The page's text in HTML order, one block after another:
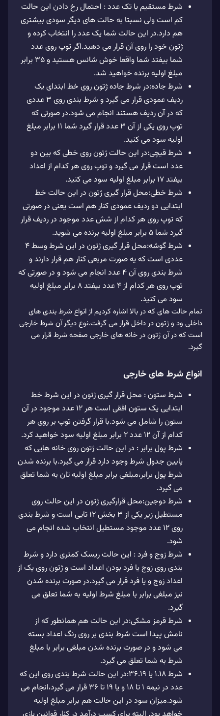
شرط مستقیم یا تک عدد : احتمال رخ دادن این حالت
کم است ولی نسبتا به حالت های دیگر سودی بیشتری
هم دارد.در این حالت شما یک عدد را انتخاب کرده و
ژتون خود را روی آن قرار می دهید.اگر توپ روی عدد
شما بیفتد شما واقعا خوش شانس هستید و 35 برابر
مبلغ اولیه برنده خواهید شد.
شرط جاده:در شرط جاده ژتون روی خط ابتدای یک
ردیف عمودی قرار می گیرد و شرط بندی روی 3 عددی
که در آن ردیف هستند انجام می شود.در صورتی که
توپ روی یکی از آن 3 عدد قرار گیرد شما 11 برابر مبلغ
اولیه سود می کنید.
شرط قیچی:در این حالت ژتون روی خطی که بین دو
عدد است قرار می گیرد و توپ روی هر کدام از اعداد
بیفتد 17 برابر مبلغ اولیه سود می کنید.
شرط خطی:محل قرار گیری ژتون در این حالت خط
ابتدایی دو ردیف عمودی کنار هم است یعنی در صورتی
که توپ روی هر کدام از شش عدد موجود در ردیف قرار
گیرد شما 5 برابر مبلغ اولیه برنده می شوید.
شرط گوشه:محل قرار گیری ژتون در این شرط وسط 4
عددی است که یه صورت مربعی کنار هم قرار دارند و
شرط بندی روی آن 4 عدد انجام می شود و در صورتی که
توپ روی هر کدام از 4 عدد بیفتد 8 برابر مبلغ اولیه
سود می کنید.
تمام حالت های که در بالا اشاره کردیم از انواع شرط بندی های
داخلی ود و ژتون در داخل قرار می گرفت.نوع دیگر آن شرط خارجی
است که در آن ژتون در خانه های خارجی صفحه شرط قرار می
گیرد.
انواع شرط های خارجی
شرط ستون : محل قرار گیری ژتون در این شرط خط
ابتدایی یک ستون افقی است هر 12 عدد موجود در آن
ستون را شامل می شود.با قرار گرفتن توپ بر روی هر
کدام از آن 12 عدد 2 برابر مبلغ اولیه سود خواهید کرد.
شرط پول برابر : در این حالت ژتون روی خانه هایی که
پایین جدول شرط وجود دارد قرار می گیرد.با برنده شدن
شرط پول برابر،مبلغی برابر مبلغ اولیه تان به شما تعلق
می گیرد.
شرط دوجین:محل قرارگیری ژتون در این حالت روی
مستطیل زیر یکی از 3 بخش 12 تایی است و شرط بندی
روی 12 عدد موجود مستطیل انتخاب شده انجام می
شود.
شرط زوج و فرد : این حالت ریسک کمتری دارد و شرط
بندی روی زوج یا فرد بودن اعداد است و ژتون روی یک از
اعداد زوج و یا فرد قرار می گیرد.در صورت برنده شدن
نیز مبلغی برابر با مبلغ شرط اولیه به شما تعلق می
گیرد.
شرط قرمز مشکی:در این حالت هم همانطور که از
نامش پیدا است شرط بندی بر روی رنگ اعداد بسته
می شود و در صورت برنده شدن مبلغی برابر با مبلغ
شرط به شما تعلق می گیرد.
شرط 1.18 یا 36.19:در این حالت شرط بندی روی این که
عدد در نیمه 1 تا 18 و یا 19 تا 36 قرار می گیرد،انجام می
شود.میزان سود در این حالت هم برابر مبلغ اولیه